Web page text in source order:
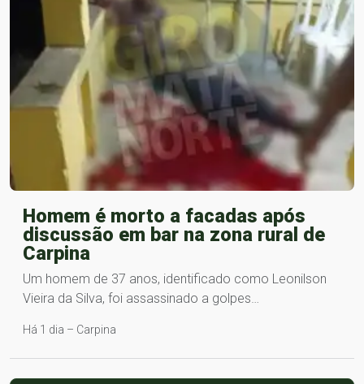
Homem é morto a facadas após
discussão em bar na zona rural de
Carpina
Um homem de 37 anos, identificado como Leonilson
Vieira da Silva, foi assassinado a golpes…
Há 1 dia – Carpina